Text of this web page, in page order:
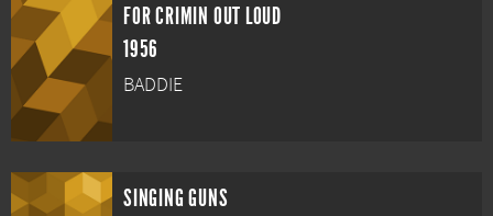
FOR CRIMIN OUT LOUD
1956
BADDIE
SINGING GUNS